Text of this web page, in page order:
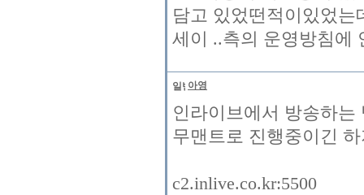
담고 있었떤적이있었는
세이 ..측의 운영방침에
아영
인라이브에서 방송하는
무맨트로 진행중이긴
c2.inlive.co.kr:5500